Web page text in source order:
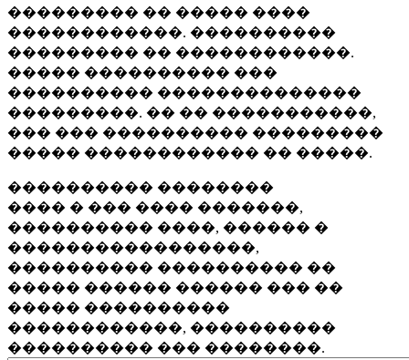
��������� �� ����� ����
������������. ����������
��������� �� ������������.
����� ���������� ���
���������� ��������������
���������. �� �� �����������,
��� ��� ���������� ���������
����� ������������ �� �����.
���������� ��������
���� � ��� ���� �������,
���������� ����, ������ �
�����������������,
���������� ���������� ��
����� ������ ������ ��� ��
����� ����������
������������, ����������
���������� ��� ��������.